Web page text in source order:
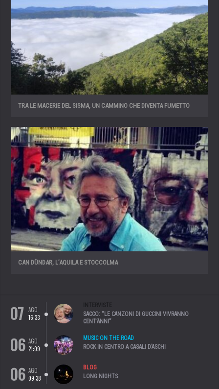
TRA LE MACERIE DEL SISMA, UN CAMMINO CHE DIVENTA FUMETTO
CAN DÜNDAR, L’AQUILA E STOCCOLMA
07
AGO
16:33
INTERVISTE
SACCO: “LE CANZONI DI GUCCINI VIVRANNO
CENT’ANNI”
06 AGO
21:09
MUSIC ON THE ROAD
ROCK IN CENTRO A CASALI D’ASCHI
06 AGO
09:38
BLOG
LONG NIGHTS